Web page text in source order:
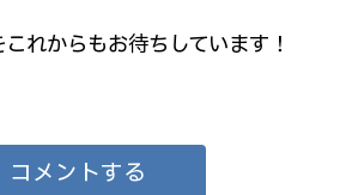
れからもお待ちしています！
コメントする